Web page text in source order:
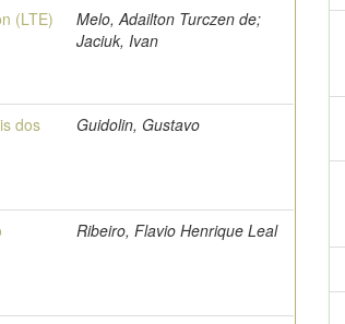
(LTE)
Melo, Adailton Turczen de;
Jaciuk, Ivan
dos
Guidolin, Gustavo
Ribeiro, Flavio Henrique Leal